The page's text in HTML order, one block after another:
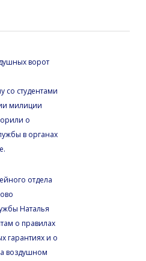
ворот
со студентами
милиции
о
в органах
отдела
Наталья
о правилах
гарантиях и о
воздушном